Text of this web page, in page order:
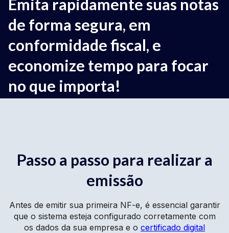
Emita rapidamente suas notas
de forma segura, em
conformidade fiscal, e
economize tempo para focar
no que importa!
Passo a passo para realizar a
emissão
Antes de emitir sua primeira NF-e, é essencial garantir
que o sistema esteja configurado corretamente com
os dados da sua empresa e o certificado digital